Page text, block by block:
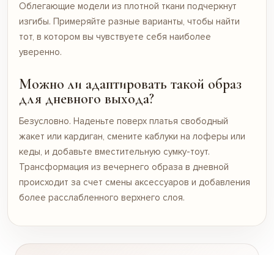
Облегающие модели из плотной ткани подчеркнут
изгибы. Примеряйте разные варианты, чтобы найти
тот, в котором вы чувствуете себя наиболее
уверенно.
Можно ли адаптировать такой образ
для дневного выхода?
Безусловно. Наденьте поверх платья свободный
жакет или кардиган, смените каблуки на лоферы или
кеды, и добавьте вместительную сумку-тоут.
Трансформация из вечернего образа в дневной
происходит за счет смены аксессуаров и добавления
более расслабленного верхнего слоя.